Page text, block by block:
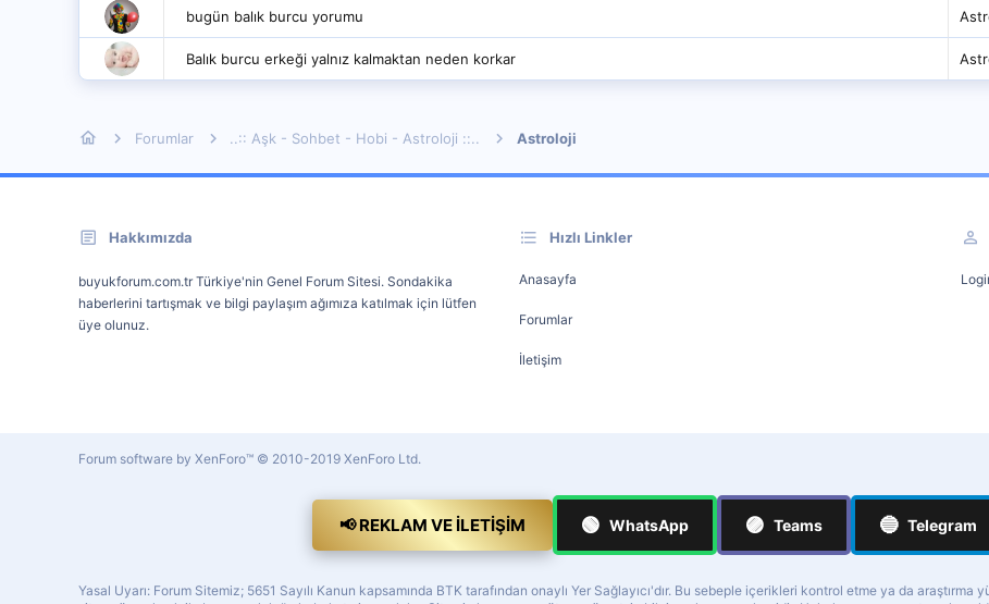
bugün balık burcu yorumu
Balık burcu erkeği yalnız kalmaktan neden korkar
Forumlar ..:: Aşk - Sohbet - Hobi - Astroloji ::.. Astroloji
Hakkımızda
buyukforum.com.tr Türkiye'nin Genel Forum Sitesi. Sondakika
haberlerini tartışmak ve bilgi paylaşım ağımıza katılmak için lütfen
üye olunuz.
Hızlı Linkler
Anasayfa
Forumlar
İletişim
Forum software by XenForo™ © 2010-2019 XenForo Ltd.
📢 REKLAM VE İLETIŞIM 🟢 WhatsApp 🟣 Teams 🔵 Telegram
Yasal Uyarı: Forum Sitemiz; 5651 Sayılı Kanun kapsamında BTK tarafından onaylı Yer Sağlayıcı'dır. Bu sebeple içerikleri kontrol etme ya da